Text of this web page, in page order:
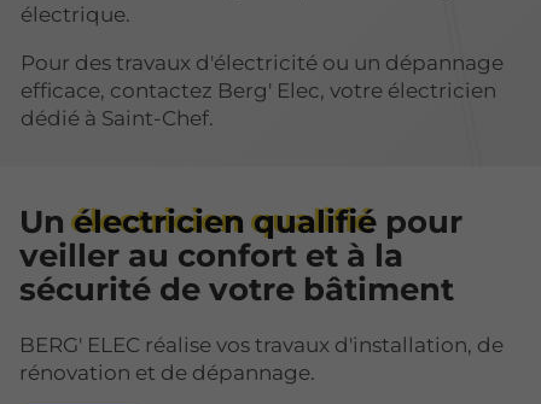
électrique.
Pour des travaux d'électricité ou un dépannage
efficace, contactez Berg' Elec, votre électricien
dédié à Saint-Chef.
Unélectricien qualifié pour
veiller au confort et à la
sécurité de votre bâtiment
BERG' ELEC réalise vos travaux d'installation, de
rénovation et de dépannage.